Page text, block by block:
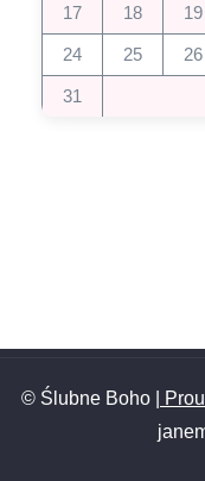
17 18 19
24 25 26
31
© Ślubne Boho |